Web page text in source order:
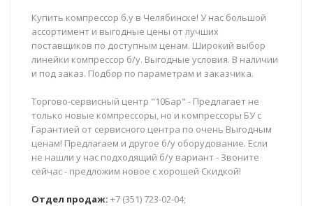
Купить компрессор б.у в Челябинске! У нас большой
ассортимент и выгодные цены от лучших
поставщиков по доступным ценам. Широкий выбор
линейки компрессор б/у. Выгодные условия. В наличии
и под заказ. Подбор по параметрам и заказчика.
Торгово-сервисный центр "10Бар" - Предлагает не
только новые компрессоры, но и компрессоры БУ с
Гарантией от сервисного центра по очень Выгодным
ценам! Предлагаем и другое б/у оборудование. Если
не нашли у нас подходящий б/у вариант - Звоните
сейчас - предложим новое с хорошей Скидкой!
Отдел продаж: +7 (351) 723-02-04;